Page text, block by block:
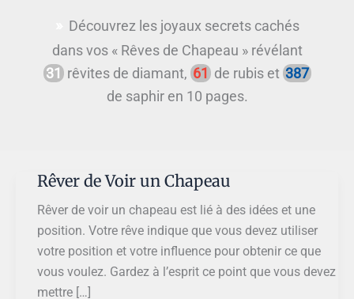
Découvrez les joyaux secrets cachés
dans vos « Rêves de Chapeau » révélant
31 rêvites de diamant, 61 de rubis et 387
de saphir en 10 pages.
Rêver de Voir un Chapeau
Rêver de voir un chapeau est lié à des idées et une
position. Votre rêve indique que vous devez utiliser
votre position et votre influence pour obtenir ce que
vous voulez. Gardez à l’esprit ce point que vous devez
mettre […]